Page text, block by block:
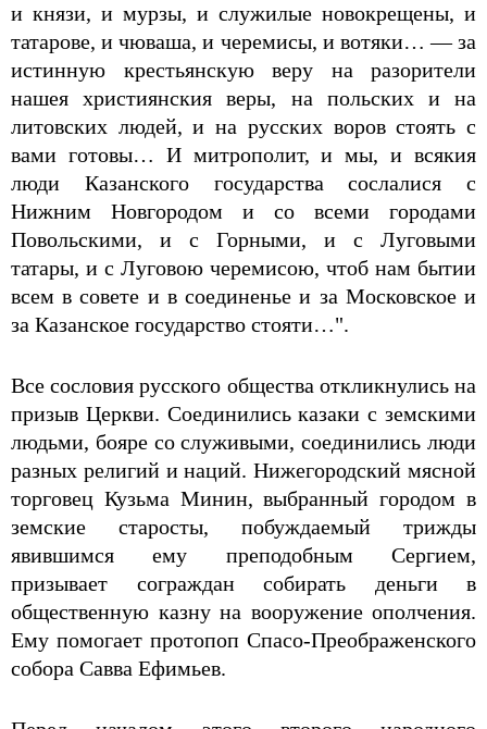
и князи, и мурзы, и служилые новокрещены, и
татарове, и чюваша, и черемисы, и вотяки… — за
истинную крестьянскую веру на разорители
нашея християнския веры, на польских и на
литовских людей, и на русских воров стоять с
вами готовы… И митрополит, и мы, и всякия
люди Казанского государства сослалися с
Нижним Новгородом и со всеми городами
Повольскими, и с Горными, и с Луговыми
татары, и с Луговою черемисою, чтоб нам бытии
всем в совете и в соединенье и за Московское и
за Казанское государство стояти…".
Все сословия русского общества откликнулись на
призыв Церкви. Соединились казаки с земскими
людьми, бояре со служивыми, соединились люди
разных религий и наций. Нижегородский мясной
торговец Кузьма Минин, выбранный городом в
земские старосты, побуждаемый трижды
явившимся ему преподобным Сергием,
призывает сограждан собирать деньги в
общественную казну на вооружение ополчения.
Ему помогает протопоп Спасо-Преображенского
собора Савва Ефимьев.